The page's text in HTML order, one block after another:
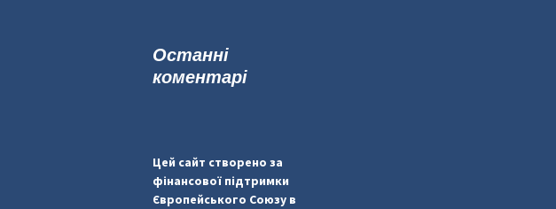
:Останні
коментарі
Цей сайт створено за
фінансової підтримки
Європейського Союзу в